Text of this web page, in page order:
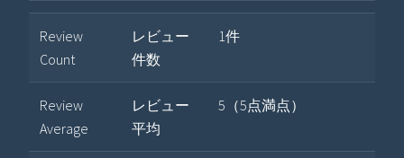
Review
Count
レビュー
件数
1件
Review
Average
レビュー
平均
5（5点満点）